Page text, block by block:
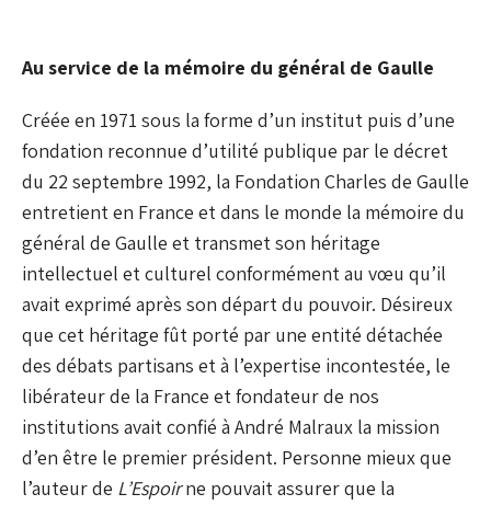
Au service de la mémoire du général de Gaulle
Créée en 1971 sous la forme d’un institut puis d’une
fondation reconnue d’utilité publique par le décret
du 22 septembre 1992, la Fondation Charles de Gaulle
entretient en France et dans le monde la mémoire du
général de Gaulle et transmet son héritage
intellectuel et culturel conformément au vœu qu’il
avait exprimé après son départ du pouvoir. Désireux
que cet héritage fût porté par une entité détachée
des débats partisans et à l’expertise incontestée, le
libérateur de la France et fondateur de nos
institutions avait confié à André Malraux la mission
d’en être le premier président. Personne mieux que
l’auteur de L’Espoirne pouvait assurer que la